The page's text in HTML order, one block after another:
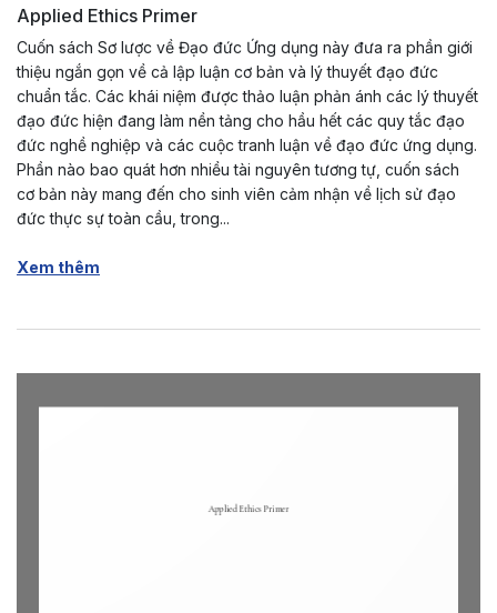
Applied Ethics Primer
Cuốn sách Sơ lược về Đạo đức Ứng dụng này đưa ra phần giới
thiệu ngắn gọn về cả lập luận cơ bản và lý thuyết đạo đức
chuẩn tắc. Các khái niệm được thảo luận phản ánh các lý thuyết
đạo đức hiện đang làm nền tảng cho hầu hết các quy tắc đạo
đức nghề nghiệp và các cuộc tranh luận về đạo đức ứng dụng.
Phần nào bao quát hơn nhiều tài nguyên tương tự, cuốn sách
cơ bản này mang đến cho sinh viên cảm nhận về lịch sử đạo
đức thực sự toàn cầu, trong...
Xem thêm